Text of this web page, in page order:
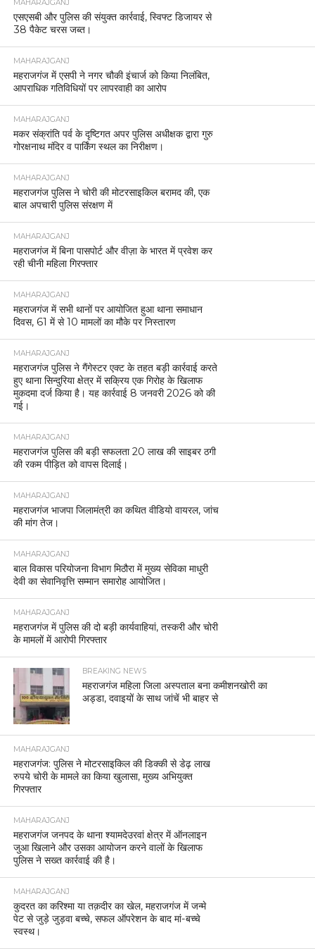
Post Views: 649
RELATED ITEMS: @DMMAHARAJGANJ @DMMAHARAJGANJ
@SPMAHARAJGANJ
RECOMMENDED FOR YOU
महराजगंज: मिशन शक्ति के तहत उत्कृष्ट कार्य करने वाली
महिलाएं और महिला पुलिसकर्मी सम्मानित
सिसवा में अमृत सरोवर पोखरे में डूबने से तीन बच्चों की
दर्दनाक मौत, डीएम और एसपी ने पीड़ित परिवार से मिलकर
बंधाया ढांढ़स व 4 लाख मुआवजा देने की कही बात
महराजगंज में लग रहे 68 हाई-टेक कैमरे, शहर की सुरक्षा
और ट्रैफिक व्यवस्था होगी मजबूत
CLICK TO COMMENT
पनियरा क्षेत्र के ग्राम सभा राजमंदिर में महिलाओं के सशक्तिकरण हेतु जागरूकता
कार्यक्रम आयोजित
नवरात्रि पर्व पर सुरक्षा व्यवस्था सुदृढ़, लेहड़ा देवी मंदिर पर पुलिस ब्रीफिंग
MOST POPULAR
महराजगंज एसपी ने बच्चों को पढ़ाई के साथ खेलों में भाग लेने
को प्रेरित किया।
पुलिस अधीक्षक सोमेन्द्र मीना ने नव नियुक्त डीएसपी बसंत
सिंह को लगाए स्टार।
सेवानिवृत्ति सम्मान समारोह में मुख्य आरक्षी गौरी शंकर राम को
किया गया सम्मानित
महराजगंज: संविधान दिवस पर पुलिस अधीक्षक ने दिलाई
संवैधानिक शपथ
MAHARAJGANJ
महराजगंज में पुलिस मुठभेड़, दो वाहन चोर गिरफ्तार।
महराजगंज: नाबालिग से दुष्कर्म के मामले में पुलिस की त्वरित
कार्रवाई, दोनों अभियुक्त गिरफ्तार।
राम मंदिर ध्वजारोहण को लेकर यूपी–नेपाल सीमा पर कड़ी
चौकसी।
पुलिस अधीक्षक महराजगंज की पहल अपराध और अवैध
गतिविधियों पर रोक के लिए गोपनीय हेल्पलाइन लॉन्च।
MAHARAJGANJ
महराजगंज पुलिस की बड़ी सफलता, 25,000 रुपये का